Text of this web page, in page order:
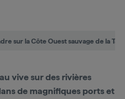
sur la Côte Ouest sauvage de la
vive sur des rivières
de magnifiques ports et